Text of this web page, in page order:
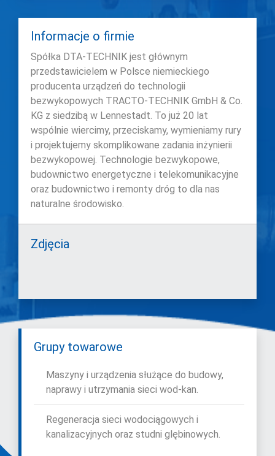
Informacje o firmie
Spółka DTA-TECHNIK jest głównym
przedstawicielem w Polsce niemieckiego
producenta urządzeń do technologii
bezwykopowych TRACTO-TECHNIK GmbH & Co.
KG z siedzibą w Lennestadt. To już 20 lat
wspólnie wiercimy, przeciskamy, wymieniamy rury
i projektujemy skomplikowane zadania inżynierii
bezwykopowej. Technologie bezwykopowe,
budownictwo energetyczne i telekomunikacyjne
oraz budownictwo i remonty dróg to dla nas
naturalne środowisko.
Zdjęcia
Grupy towarowe
Maszyny i urządzenia służące do budowy,
naprawy i utrzymania sieci wod-kan.
Regeneracja sieci wodociągowych i
kanalizacyjnych oraz studni glębinowych.